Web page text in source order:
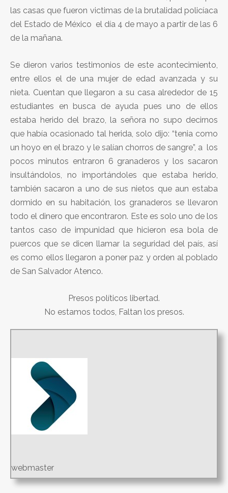
las casas que fueron victimas de la brutalidad policíaca
del Estado de México el día 4 de mayo a partir de las 6
de la mañana.
Se dieron varios testimonios de este acontecimiento,
entre ellos el de una mujer de edad avanzada y su
nieta. Cuentan que llegaron a su casa alrededor de 15
estudiantes en busca de ayuda pues uno de ellos
estaba herido del brazo, la señora no supo decirnos
que había ocasionado tal herida, solo dijo: “tenia como
un hoyo en el brazo y le salían chorros de sangre”, a los
pocos minutos entraron 6 granaderos y los sacaron
insultándolos, no importándoles que estaba herido,
también sacaron a uno de sus nietos que aun estaba
dormido en su habitación, los granaderos se llevaron
todo el dinero que encontraron. Este es solo uno de los
tantos caso de impunidad que hicieron esa bola de
puercos que se dicen llamar la seguridad del país, así
es como ellos llegaron a poner paz y orden al poblado
de San Salvador Atenco.
Presos políticos libertad.
No estamos todos, Faltan los presos.
webmaster